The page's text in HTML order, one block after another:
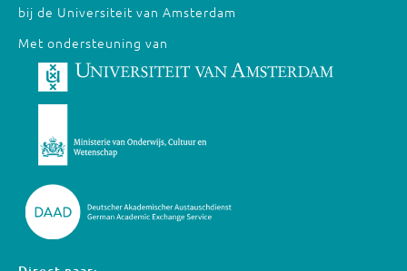
bij de Universiteit van Amsterdam
Met ondersteuning van